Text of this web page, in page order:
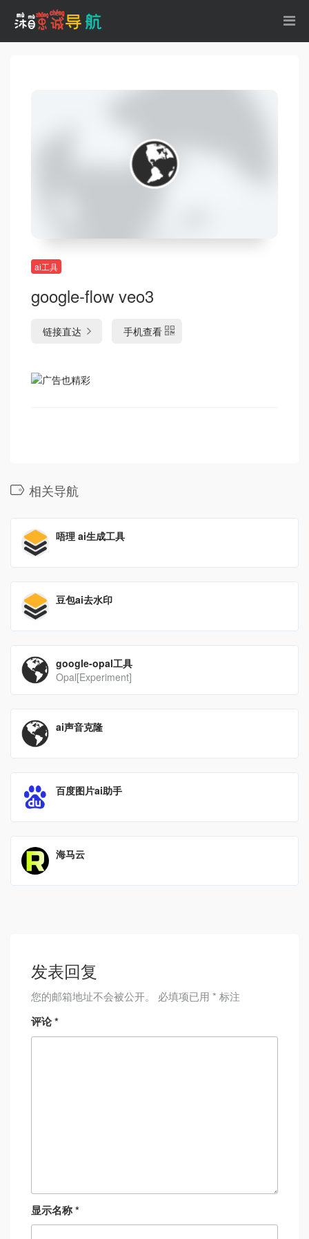
ai工具
google-flow veo3
链接直达 手机查看
相关导航
唔理 ai生成工具
豆包ai去水印
google-opal工具
Opal[Experiment]
ai声音克隆
百度图片ai助手
海马云
发表回复
您的邮箱地址不会被公开。 必填项已用 * 标注
评论*
显示名称*